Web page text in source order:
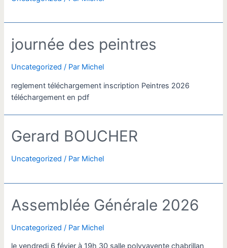
journée des peintres
Uncategorized / Par Michel
reglement téléchargement inscription Peintres 2026
téléchargement en pdf
Gerard BOUCHER
Uncategorized / Par Michel
Assemblée Générale 2026
Uncategorized / Par Michel
le vendredi 6 févier à 19h 30 salle polyvavente chabrillan